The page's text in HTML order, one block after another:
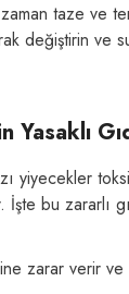
taze ve
değiştirin ve
Yasaklı
yiyecekler
bu zararlı
zarar verir